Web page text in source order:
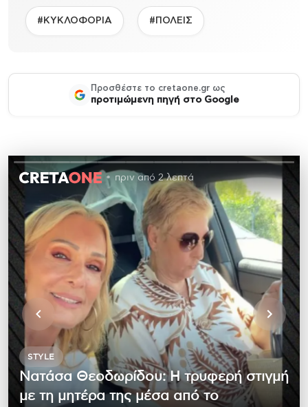
#ΚΥΚΛΟΦΟΡΙΑ #ΠΟΛΕΙΣ
Προσθέστε το cretaone.gr ως
προτιμώμενη πηγή στο Google
πριν από 2 λεπτά
STYLE
Νατάσα Θεοδωρίδου: Η τρυφερή στιγμή
με τη μητέρα της μέσα από το